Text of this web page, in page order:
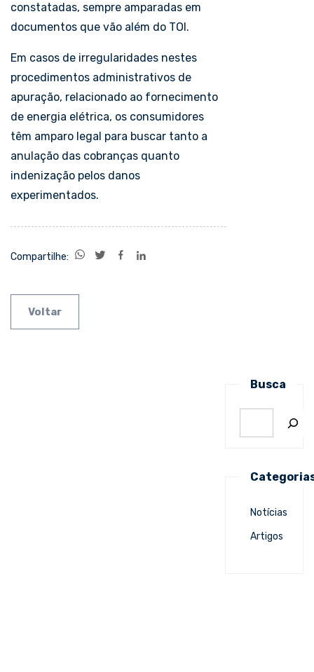
constatadas, sempre amparadas em
documentos que vão além do TOI.
Em casos de irregularidades nestes
procedimentos administrativos de
apuração, relacionado ao fornecimento
de energia elétrica, os consumidores
têm amparo legal para buscar tanto a
anulação das cobranças quanto
indenização pelos danos
experimentados.
Compartilhe:
Voltar
Busca
Notícias
Artigos